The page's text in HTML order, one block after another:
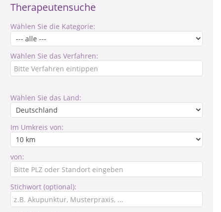
Therapeutensuche
Wählen Sie die Kategorie:
Wählen Sie das Verfahren:
Wählen Sie das Land:
Im Umkreis von:
von:
Stichwort (optional):